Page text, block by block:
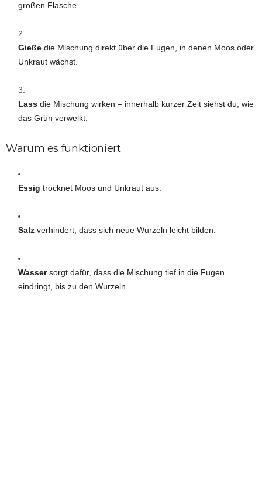
großen Flasche.
Gieße die Mischung direkt über die Fugen, in denen Moos oder
Unkraut wächst.
Lass die Mischung wirken – innerhalb kurzer Zeit siehst du, wie
das Grün verwelkt.
Warum es funktioniert
Essig trocknet Moos und Unkraut aus.
Salz verhindert, dass sich neue Wurzeln leicht bilden.
Wassersorgt dafür, dass die Mischung tief in die Fugen
eindringt, bis zu den Wurzeln.